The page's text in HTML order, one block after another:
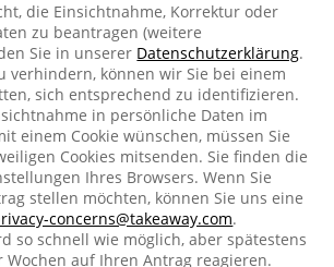
die Einsichtnahme, Korrektur oder
zu beantragen (weitere
Sie in unserer Datenschutzerklärung.
verhindern, können wir Sie bei einem
sich entsprechend zu identifizieren.
in persönliche Daten im
einem Cookie wünschen, müssen Sie
Cookies mitsenden. Sie finden die
Ihres Browsers. Wenn Sie
stellen möchten, können Sie uns eine
concerns@takeaway.com.
so schnell wie möglich, aber spätestens
auf Ihren Antrag reagieren.